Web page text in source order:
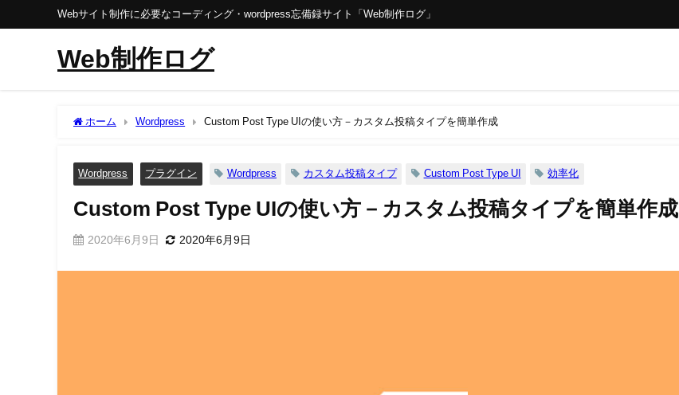
Webサイト制作に必要なコーディング・wordpress忘備録サイト「Web制作ログ」
Web制作ログ
ホーム Wordpress Custom Post Type UIの使い方－カスタム投稿タイプを簡単作成
Wordpress プラグイン Wordpress カスタム投稿タイプ Custom Post Type UI 効率化
Custom Post Type UIの使い方－カスタム投稿タイプを簡単作成
2020年6月9日 2020年6月9日